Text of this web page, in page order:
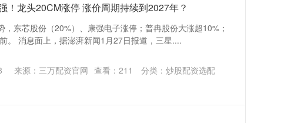
！龙头20CM涨停 涨价周期持续到2027年？
东芯股份（20%）、康强电子涨停；普冉股份大涨超10%；
。 消息面上，据澎湃新闻1月27日报道，三星....
来源：三万配资官网 查看： 211 分类： 炒股配资选配